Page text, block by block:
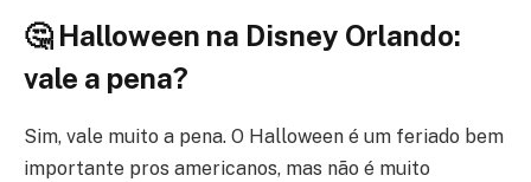
🤔 Halloween na Disney Orlando:
vale a pena?
Sim, vale muito a pena. O Halloween é um feriado bem
importante pros americanos, mas não é muito